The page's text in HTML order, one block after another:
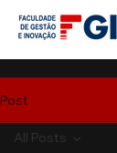
Post
All Posts